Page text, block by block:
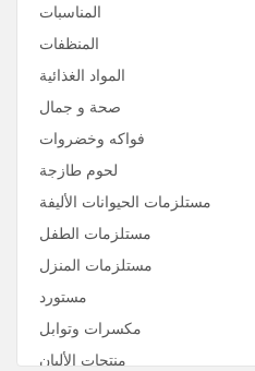
المناسبات
المنظفات
المواد الغذائية
صحة و جمال
فواكه وخضروات
لحوم طازجة
مستلزمات الحيوانات الأليفة
مستلزمات الطفل
مستلزمات المنزل
مستورد
مكسرات وتوابل
منتجات الألبان